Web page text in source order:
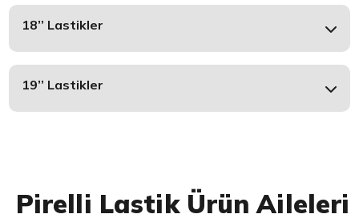
18’’ Lastikler
19’’ Lastikler
Pirelli Lastik Ürün Aileleri